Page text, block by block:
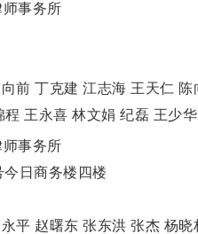
事务所
丁克建 江志海 王天仁 陈
王永喜 林文娟 纪磊 王少
事务所
日商务楼四楼
赵曙东 张东洪 张杰 杨晓